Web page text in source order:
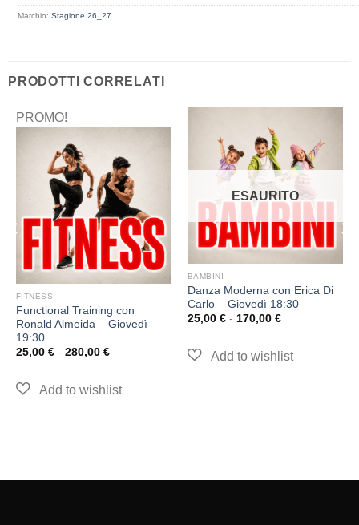
Marchio:Stagione 26_27
PRODOTTI CORRELATI
PROMO!
FITNESS
Functional Training con
Ronald Almeida – Giovedì
19:30
25,00 € - 280,00 €
ESAURITO
BAMBINI
Danza Moderna con Erica Di
Carlo – Giovedì 18:30
25,00 € - 170,00 €